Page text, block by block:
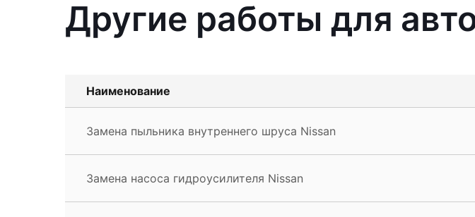
Другие работы для
Наименование
Замена пыльника внутреннего шруса Nissan
Замена насоса гидроусилителя Nissan